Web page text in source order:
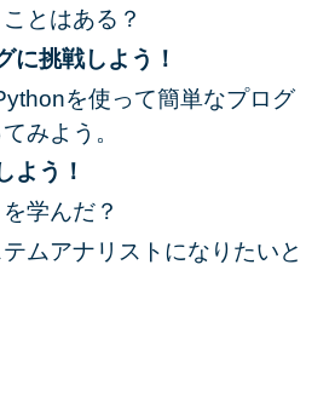
とはある？
に挑戦しよう！
を使って簡単なプログ
みよう。
よう！
学んだ？
ムアナリストになりたいと